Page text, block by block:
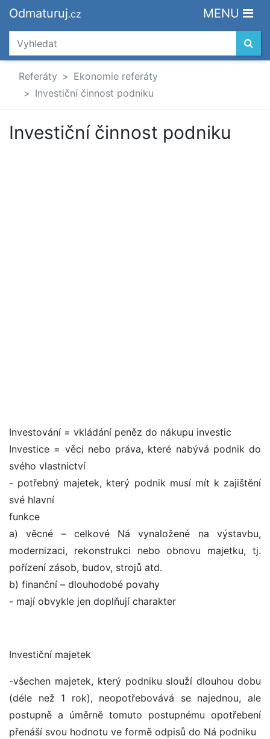
Odmaturuj.cz MENU
Referáty
Ekonomie referáty
Investiční činnost podniku
Investiční činnost podniku
Investování = vkládání peněz do nákupu investic
Investice = věci nebo práva, které nabývá podnik do
svého vlastnictví
- potřebný majetek, který podnik musí mít k zajištění
své hlavní
funkce
a) věcné – celkové Ná vynaložené na výstavbu,
modernizaci, rekonstrukci nebo obnovu majetku, tj.
pořízení zásob, budov, strojů atd.
b) finanční – dlouhodobé povahy
- mají obvykle jen doplňují charakter
Investiční majetek
-všechen majetek, který podniku slouží dlouhou dobu
(déle než 1 rok), neopotřebovává se najednou, ale
postupně a úměrně tomuto postupnému opotřebení
přenáší svou hodnotu ve formě odpisů do Ná podniku